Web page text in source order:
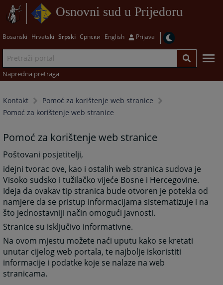
Osnovni sud u Prijedoru
Bosanski Hrvatski Srpski Српски English Prijava
Napredna pretraga
Kontakt
Pomoć za korištenje web stranice
Pomoć za korištenje web stranice
Pomoć za korištenje web stranice
Poštovani posjetitelji,
idejni tvorac ove, kao i ostalih web stranica sudova je
Visoko sudsko i tužilačko vijeće Bosne i Hercegovine.
Ideja da ovakav tip stranica bude otvoren je potekla od
namjere da se pristup informacijama sistematizuje i na
što jednostavniji način omogući javnosti.
Stranice su isključivo informativne.
Na ovom mjestu možete naći uputu kako se kretati
unutar cijelog web portala, te najbolje iskoristiti
informacije i podatke koje se nalaze na web
stranicama.